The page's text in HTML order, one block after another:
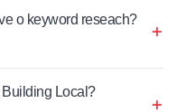
o keyword reseach?
Local?